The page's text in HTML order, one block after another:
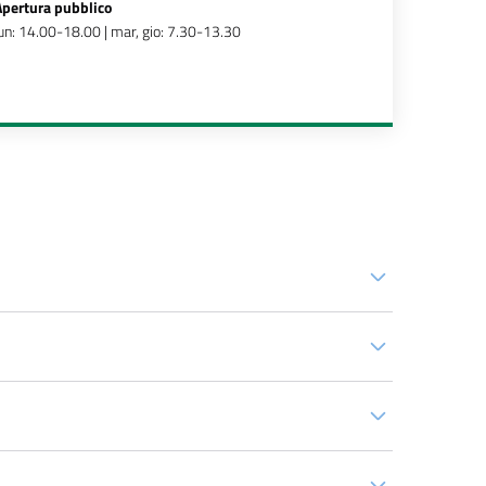
pubblico
14.00-18.00 | mar, gio: 7.30-13.30